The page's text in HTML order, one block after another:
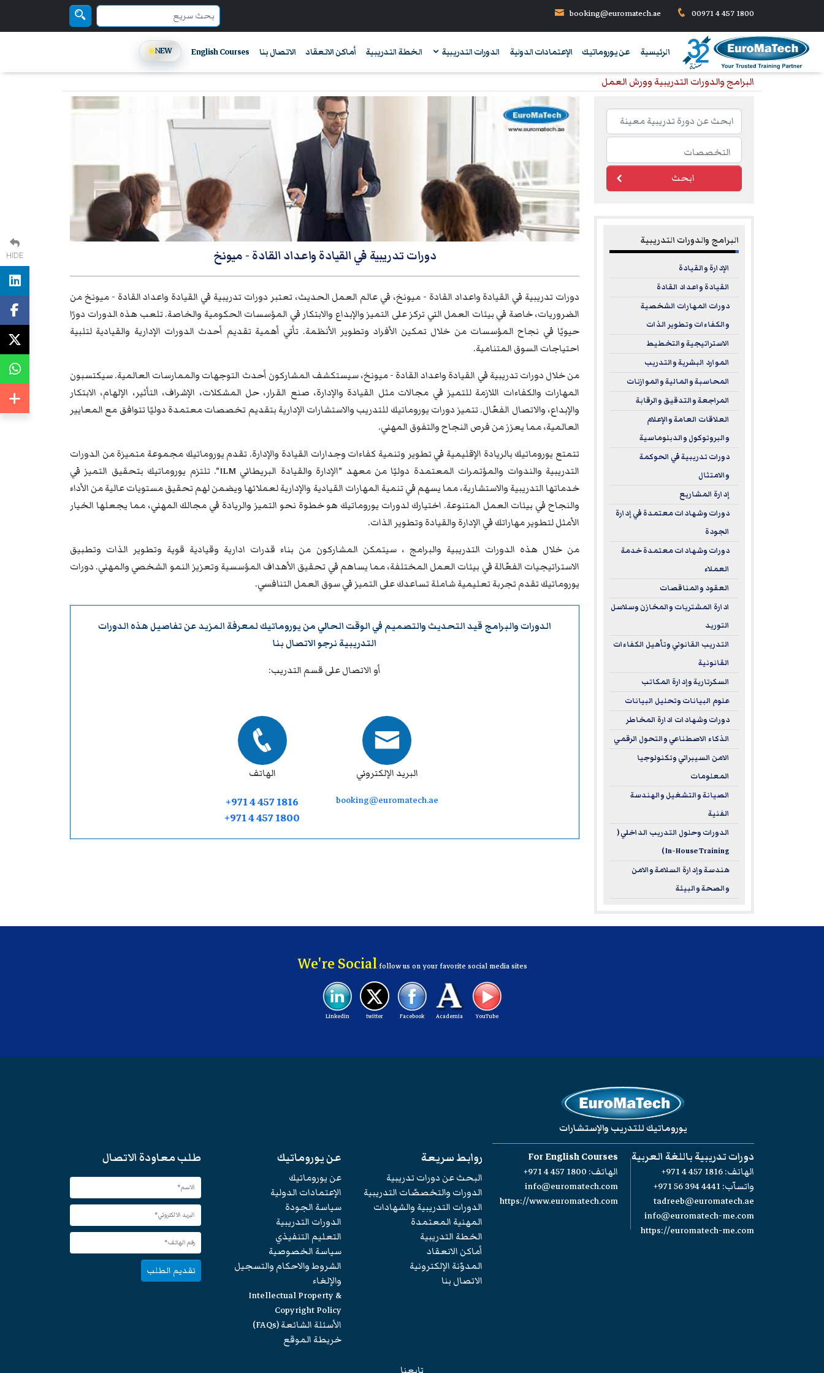
00971 4 457 1800
booking@euromatech.ae
الرئيسية عن يوروماتيك الإعتمادات الدولية الدورات التدريبية الخطة التدريبية أماكن الانعقاد الاتصال بنا English Courses
NEW
البرامج والدورات التدريبية وورش العمل
دورات تدريبية في القيادة واعداد القادة - ميونخ
دورات تدريبية في القيادة واعداد القادة - ميونخ، في عالم العمل الحديث، تعتبر دورات تدريبية في القيادة واعداد القادة - ميونخ من
الضروريات، خاصة في بيئات العمل التي تركز على التميز والإبداع والابتكار في المؤسسات الحكومية والخاصة. تلعب هذه الدورات دورًا
حيويًا في نجاح المؤسسات من خلال تمكين الأفراد وتطوير الأنظمة. تأتي أهمية تقديم أحدث الدورات الإدارية والقيادية لتلبية
احتياجات السوق المتنامية.
من خلال دورات تدريبية في القيادة واعداد القادة - ميونخ، سيستكشف المشاركون أحدث التوجهات والممارسات العالمية. سيكتسبون
المهارات والكفاءات اللازمة للتميز في مجالات مثل القيادة والإدارة، صنع القرار، حل المشكلات، الإشراف، التأثير، الإلهام، الابتكار
والإبداع، والاتصال الفعّال. تتميز دورات يوروماتيك للتدريب والاستشارات الإدارية بتقديم تخصصات معتمدة دوليًا تتوافق مع المعايير
العالمية، مما يعزز من فرص النجاح والتفوق المهني.
تتمتع يوروماتيك بالريادة الإقليمية في تطوير وتنمية كفاءات وجدارات القيادة والإدارة. تقدم يوروماتيك مجموعة متميزة من الدورات
التدريبية والندوات والمؤتمرات المعتمدة دوليًا من معهد "الإدارة والقيادة البريطاني ILM". تلتزم يوروماتيك بتحقيق التميز في
خدماتها التدريبية والاستشارية، مما يسهم في تنمية المهارات القيادية والإدارية لعملائها ويضمن لهم تحقيق مستويات عالية من الأداء
والنجاح في بيئات العمل المتنوعة. اختيارك لدورات يوروماتيك هو خطوة نحو التميز والريادة في مجالك المهني، مما يجعلها الخيار
الأمثل لتطوير مهاراتك في الإدارة والقيادة وتطوير الذات.
من خلال هذه الدورات التدريبية والبرامج ، سيتمكن المشاركون من بناء قدرات ادارية وقيادية قوية وتطوير الذات وتطبيق
الاستراتيجيات الفعّالة في بيئات العمل المختلفة، مما يساهم في تحقيق الأهداف المؤسسية وتعزيز النمو الشخصي والمهني. دورات
يوروماتيك تقدم تجربة تعليمية شاملة تساعدك على التميز في سوق العمل التنافسي.
الدورات والبرامج قيد التحديث والتصميم في الوقت الحالي منيوروماتيكلمعرفة المزيد عن تفاصيل هذه الدورات
التدريبية نرجوالاتصال بنا
أو الاتصال على قسم التدريب:
البريد الإلكتروني
booking@euromatech.ae
الهاتف
+971 4 457 1816
+971 4 457 1800
ابحث
البرامج والدورات التدريبية
الإدارة والقيادة
القيادة واعداد القادة
دورات المهارات الشخصية
والكفاءات وتطوير الذات
الاستراتيجية والتخطيط
الموارد البشرية والتدريب
المحاسبة والمالية والموازنات
المراجعة والتدقيق والرقابة
العلاقات العامة والإعلام
والبروتوكول والدبلوماسية
دورات تدريبية في الحوكمة
والامتثال
إدارة المشاريع
دورات وشهادات معتمدة في إدارة
الجودة
دورات وشهادات معتمدة خدمة
العملاء
العقود والمناقصات
ادارة المشتريات والمخازن وسلاسل
التوريد
التدريب القانوني وتأهيل الكفاءات
القانونية
السكرتارية وإدارة المكاتب
علوم البيانات وتحليل البيانات
دورات وشهادات ادارة المخاطر
الذكاء الاصطناعي والتحول الرقمي
الامن السيبراني وتكنولوجيا
المعلومات
الصيانة والتشغيل والهندسة
الفنية
الدورات وحلول التدريب الداخلي (
In-House Training )
هندسة وإدارة السلامة والامن
والصحة والبيئة
We're Socialfollow us on your favorite social media sites
YouTube
Academia
Facebook
twitter
Linkedin
يوروماتيك للتدريب والإستشارات
دورات تدريبية باللغة العربية
الهاتف:+971 4 457 1816
واتسآب:+971 56 394 4441
tadreeb@euromatech.ae
info@euromatech-me.com
https://euromatech-me.com
For English Courses
الهاتف: +971 4 457 1800
info@euromatech.com
https://www.euromatech.com
روابط سريعة
البحث عن دورات تدريبية
الدورات والتخصصّات التدريبية
الدورات التدريبية والشهادات
المهنية المعتمدة
الخطة التدريبية
أماكن الانعقاد
المدوّنة الإلكترونية
الاتصال بنا
عن يوروماتيك
عن يوروماتيك
الإعتمادات الدولية
سياسة الجودة
الدورات التدريبية
التعليم التنفيذي
سياسة الخصوصية
الشروط والاحكام والتسجيل
والإلغاء
Intellectual Property &
Copyright Policy
الأسئلة الشائعة (FAQs)
خريطة الموقع
طلب معاودة الاتصال
تقديم الطلب
HIDE